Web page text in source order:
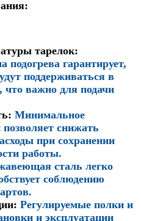
тарелок:
подогрева гарантирует,
поддерживаться в
что важно для подачи
: Минимальное
позволяет снижать
при сохранении
работы.
сталь легко
соблюдению
: Регулируемые полки и
и эксплуатации